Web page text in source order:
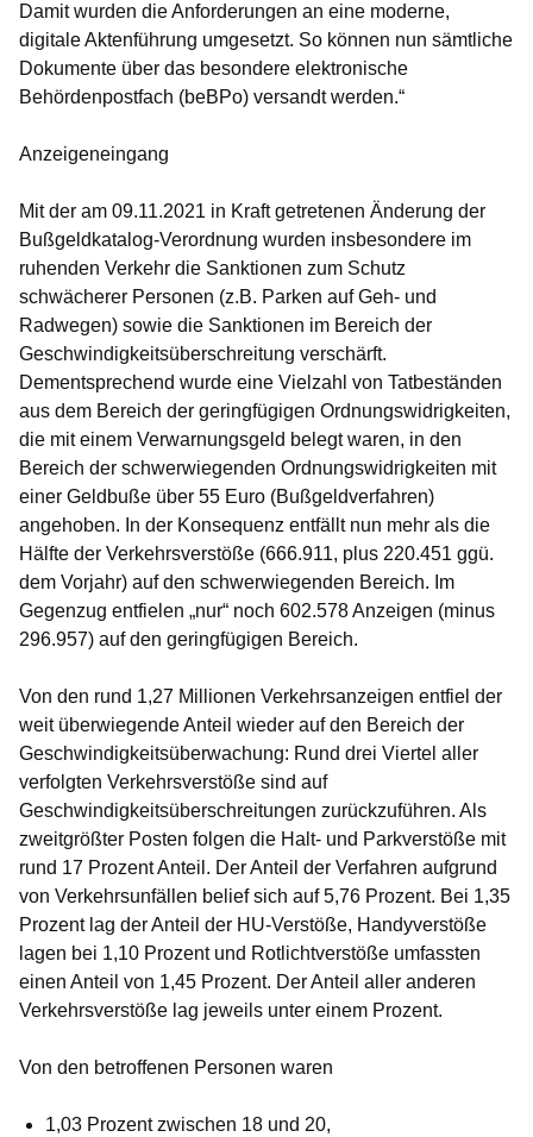
Damit wurden die Anforderungen an eine moderne,
digitale Aktenführung umgesetzt. So können nun sämtliche
Dokumente über das besondere elektronische
Behördenpostfach (beBPo) versandt werden.“
Anzeigeneingang
Mit der am 09.11.2021 in Kraft getretenen Änderung der
Bußgeldkatalog-Verordnung wurden insbesondere im
ruhenden Verkehr die Sanktionen zum Schutz
schwächerer Personen (z.B. Parken auf Geh- und
Radwegen) sowie die Sanktionen im Bereich der
Geschwindigkeitsüberschreitung verschärft.
Dementsprechend wurde eine Vielzahl von Tatbeständen
aus dem Bereich der geringfügigen Ordnungswidrigkeiten,
die mit einem Verwarnungsgeld belegt waren, in den
Bereich der schwerwiegenden Ordnungswidrigkeiten mit
einer Geldbuße über 55 Euro (Bußgeldverfahren)
angehoben. In der Konsequenz entfällt nun mehr als die
Hälfte der Verkehrsverstöße (666.911, plus 220.451 ggü.
dem Vorjahr) auf den schwerwiegenden Bereich. Im
Gegenzug entfielen „nur“ noch 602.578 Anzeigen (minus
296.957) auf den geringfügigen Bereich.
Von den rund 1,27 Millionen Verkehrsanzeigen entfiel der
weit überwiegende Anteil wieder auf den Bereich der
Geschwindigkeitsüberwachung: Rund drei Viertel aller
verfolgten Verkehrsverstöße sind auf
Geschwindigkeitsüberschreitungen zurückzuführen. Als
zweitgrößter Posten folgen die Halt- und Parkverstöße mit
rund 17 Prozent Anteil. Der Anteil der Verfahren aufgrund
von Verkehrsunfällen belief sich auf 5,76 Prozent. Bei 1,35
Prozent lag der Anteil der HU-Verstöße, Handyverstöße
lagen bei 1,10 Prozent und Rotlichtverstöße umfassten
einen Anteil von 1,45 Prozent. Der Anteil aller anderen
Verkehrsverstöße lag jeweils unter einem Prozent.
Von den betroffenen Personen waren
1,03 Prozent zwischen 18 und 20,